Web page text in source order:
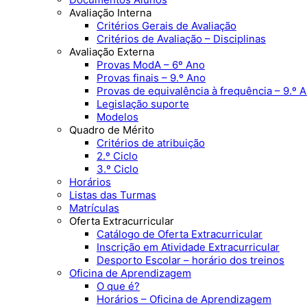
Avaliação Interna
Critérios Gerais de Avaliação
Critérios de Avaliação – Disciplinas
Avaliação Externa
Provas ModA – 6º Ano
Provas finais – 9.º Ano
Provas de equivalência à frequência – 9.º
Legislação suporte
Modelos
Quadro de Mérito
Critérios de atribuição
2.º Ciclo
3.º Ciclo
Horários
Listas das Turmas
Matrículas
Oferta Extracurricular
Catálogo de Oferta Extracurricular
Inscrição em Atividade Extracurricular
Desporto Escolar – horário dos treinos
Oficina de Aprendizagem
O que é?
Horários – Oficina de Aprendizagem